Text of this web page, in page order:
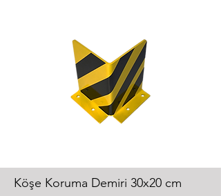
Köşe Koruma Demiri 30x20 cm